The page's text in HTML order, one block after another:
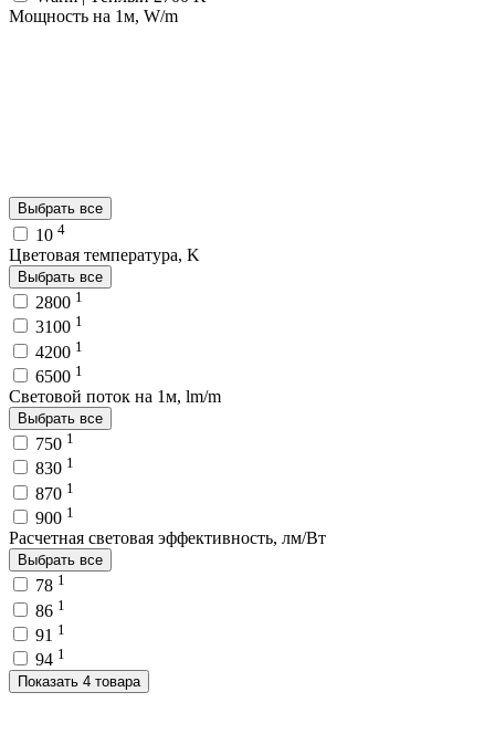
Мощность на 1м, W/m
Выбрать все
10 4
Цветовая температура, K
Выбрать все
2800 1
3100 1
4200 1
6500 1
Световой поток на 1м, lm/m
Выбрать все
750 1
830 1
870 1
900 1
Расчетная световая эффективность, лм/Вт
Выбрать все
78 1
86 1
91 1
94 1
Показать 4 товара